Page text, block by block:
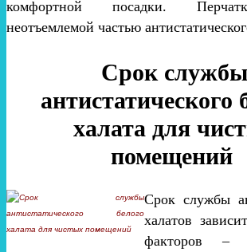
комфортной посадки.
неотъемлемой частью
Срок службы
антистатического
халата для
помещений
Срок службы
халатов
факторов –